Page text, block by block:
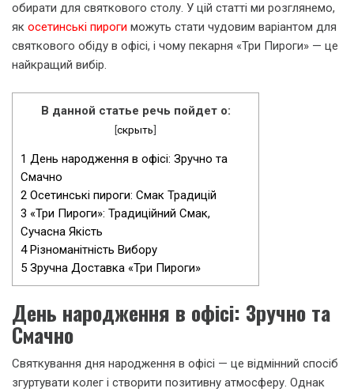
обирати для святкового столу. У цій статті ми розглянемо,
як осетинські пироги можуть стати чудовим варіантом для
святкового обіду в офісі, і чому пекарня «Три Пироги» — це
найкращий вибір.
В данной статье речь пойдет о:
[скрыть]
1 День народження в офісі: Зручно та
Смачно
2 Осетинські пироги: Смак Традицій
3 «Три Пироги»: Традиційний Смак,
Сучасна Якість
4Різноманітність Вибору
5 Зручна Доставка «Три Пироги»
День народження в офісі: Зручно та
Смачно
Святкування дня народження в офісі — це відмінний спосіб
згуртувати колег і створити позитивну атмосферу. Однак